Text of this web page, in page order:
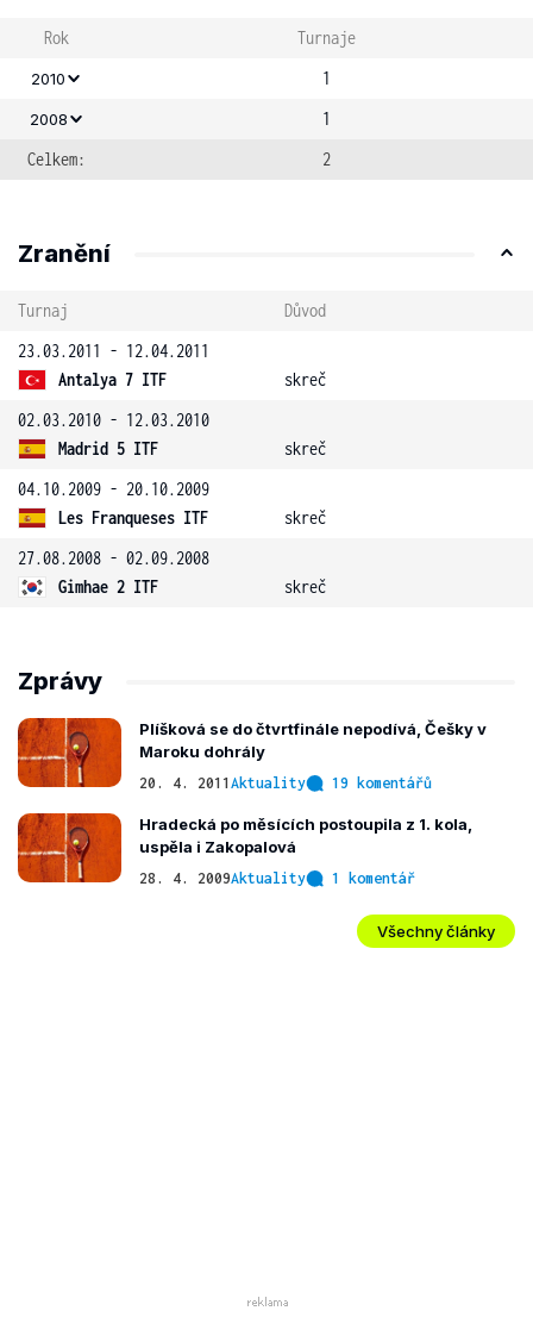
Rok Turnaje
2010 1
2008
1
Celkem:
2
Zranění
Turnaj
Důvod
23.03.2011 - 12.04.2011
Antalya 7 ITF
skreč
02.03.2010 - 12.03.2010
Madrid 5 ITF
skreč
04.10.2009 - 20.10.2009
Les Franqueses ITF
skreč
27.08.2008 - 02.09.2008
Gimhae 2 ITF
skreč
Zprávy
Plíšková se do čtvrtfinále nepodívá, Češky v
Maroku dohrály
20. 4. 2011Aktuality 19 komentářů
Hradecká po měsících postoupila z 1. kola,
uspěla i Zakopalová
28. 4. 2009Aktuality 1 komentář
Všechny články